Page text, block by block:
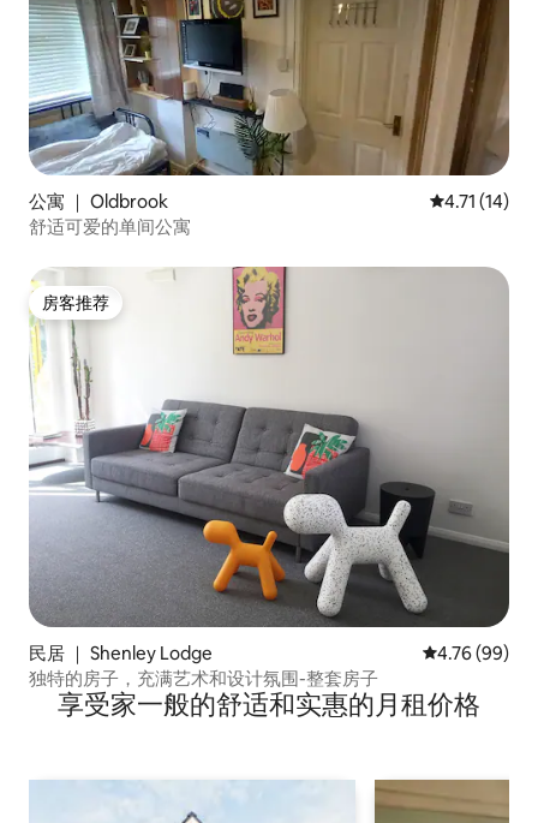
公寓 ｜ Oldbrook 平均评分
4.71 (14)
舒适可爱的单间公寓
房客推荐
房客推荐
民居 ｜ Shenley Lodge 平均评分
4.76 (99)
独特的房子，充满艺术和设计氛围-整套房子
享受家一般的舒适和实惠的月租价格